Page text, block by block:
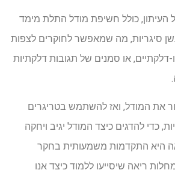
העיתון, כולל חשיפת מודל התלת מימד
סיגריות, מה שמאפשר לחוקרים לצפות
דלקתיים, או סמנים של תגובות דלקתיות
את המודל, ואז להשתמש בטריגרים
כדי להדגים כיצד המודל יגיב ויחקה
היא התקדמות משמעותית בחקר
ריאה שיסייעו ללמוד כיצד אנו